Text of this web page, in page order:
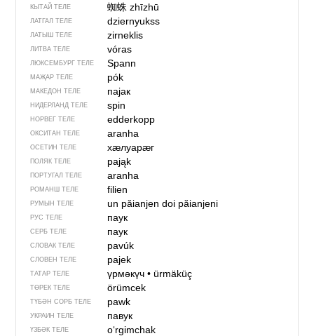
КЫТАЙ ТЕЛЕ 蜘蛛zhīzhū
ЛАТГАЛ ТЕЛЕ dziernyukss
ЛАТЫШ ТЕЛЕ zirneklis
ЛИТВА ТЕЛЕ vóras
ЛЮКСЕМБУРГ ТЕЛЕ Spann
МАҖАР ТЕЛЕ pók
МАКЕДОН ТЕЛЕ пајак
НИДЕРЛАНД ТЕЛЕ spin
НОРВЕГ ТЕЛЕ edderkopp
ОКСИТАН ТЕЛЕ aranha
ОСЕТИН ТЕЛЕ хӕлуарӕг
ПОЛЯК ТЕЛЕ pająk
ПОРТУГАЛ ТЕЛЕ aranha
РОМАНШ ТЕЛЕ filien
РУМЫН ТЕЛЕ un păianjendoi păianjeni
РУС ТЕЛЕ паук
СЕРБ ТЕЛЕ паук
СЛОВАК ТЕЛЕ pavúk
СЛОВЕН ТЕЛЕ pajek
ТАТАР ТЕЛЕ үрмәкүч• ürmäküç
ТӨРЕК ТЕЛЕ örümcek
ТҮБӘН СОРБ ТЕЛЕ pawk
УКРАИН ТЕЛЕ павук
ҮЗБӘК ТЕЛЕ o‘rgimchak